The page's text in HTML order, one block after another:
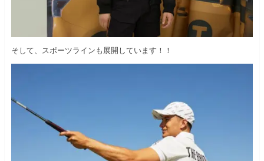
そして、スポーツラインも展開しています！！